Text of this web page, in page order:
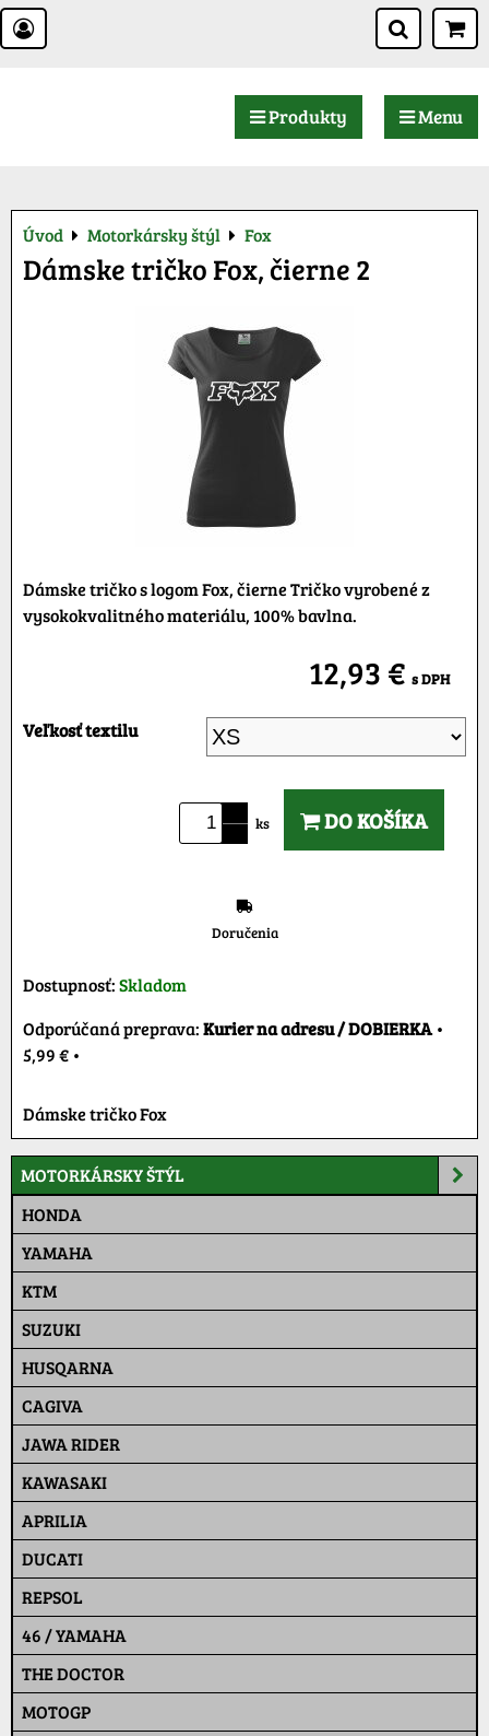
Produkty Menu
Úvod Motorkársky štýl Fox
Dámske tričko Fox, čierne 2
Dámske tričko s logom Fox, čierne Tričko vyrobené z
vysokokvalitného materiálu, 100% bavlna.
12,93 € s DPH
Veľkosť textilu
ks DO KOŠÍKA
Doručenia
Dostupnosť:Skladom
Kurier na adresu / DOBIERKA•
5,99 € •
Dámske tričko Fox
MOTORKÁRSKY ŠTÝL
HONDA
YAMAHA
KTM
SUZUKI
HUSQARNA
CAGIVA
JAWA RIDER
KAWASAKI
APRILIA
DUCATI
REPSOL
46 / YAMAHA
THE DOCTOR
MOTOGP